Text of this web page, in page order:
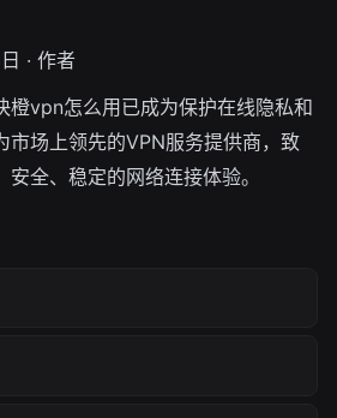
· 作者
橙vpn怎么用已成为保护在线隐私和
市场上领先的VPN服务提供商，致
全、稳定的网络连接体验。